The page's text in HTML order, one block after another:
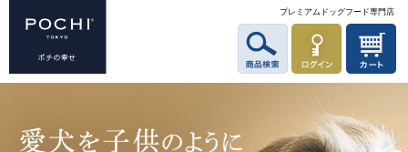
プレミアムドッグフード専門店